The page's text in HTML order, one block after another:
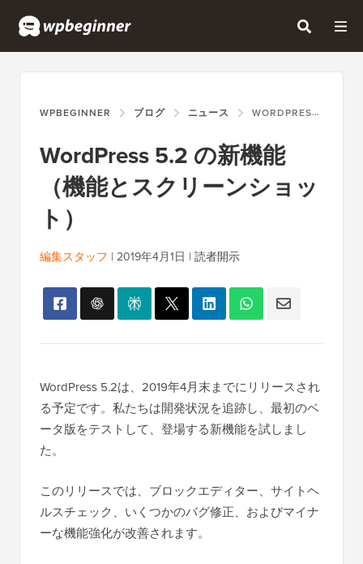
WPBEGINNER ブログ ニュース WORDPRESS 5.2 の新機能（機能とスクリーンショット）
WordPress 5.2 の新機能
（機能とスクリーンショッ
ト）
編集スタッフ | 2019年4月1日 | 読者開示
WordPress 5.2は、2019年4月末までにリリースされ
る予定です。私たちは開発状況を追跡し、最初のベ
ータ版をテストして、登場する新機能を試しまし
た。
このリリースでは、ブロックエディター、サイトヘ
ルスチェック、いくつかのバグ修正、およびマイナ
ーな機能強化が改善されます。